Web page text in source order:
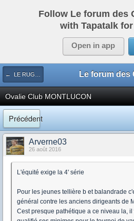
Follow Le forum des
with Tapatalk
Open in app
← LE RUGBY DE CHEZ NOUS
Ovalie Club MONTLUCON
Précédent
Arverne03
26 août 2016
L'équité exige la 4' série
Pour les jeunes tellière b et balandrade
général contre les anciens dirigeants de
Cest presque pathétique a ce niveau la,